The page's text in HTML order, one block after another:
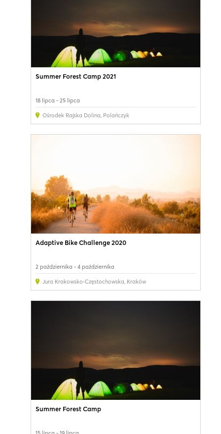
Summer Forest Camp 2021
18 lipca - 25 lipca
Ośrodek Rajska Dolina, Polańczyk
Adaptive Bike Challenge 2020
2 października - 4 października
Jura Krakowsko-Częstochowska, Kraków
Summer Forest Camp